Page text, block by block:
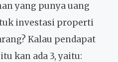
yang punya uang
investasi properti
Kalau pendapat
kan ada 3, yaitu: